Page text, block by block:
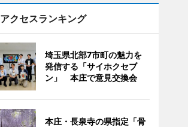
アクセスランキング
埼玉県北部7市町の魅力を
発信する「サイホクセブ
ン」 本庄で意見交換会
本庄・長泉寺の県指定「骨